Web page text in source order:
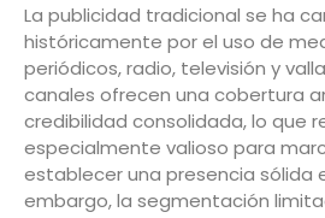
La publicidad tradicional se ha
históricamente por el uso de
periódicos, radio, televisión y
canales ofrecen una cobertura
credibilidad consolidada, lo que
especialmente valioso para
establecer una presencia sólida
embargo, la segmentación